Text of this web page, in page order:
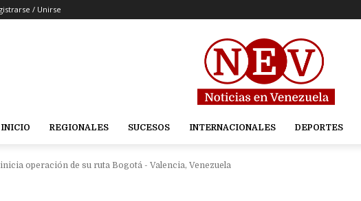
/ Unirse
INICIO REGIONALES SUCESOS INTERNACIONALES DEPORTES
operación de su ruta Bogotá - Valencia, Venezuela